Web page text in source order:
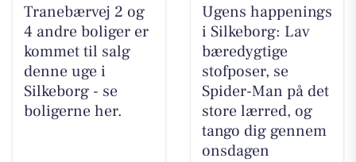
Tranebærvej 2 og
4 andre boliger er
kommet til salg
denne uge i
Silkeborg - se
boligerne her.
Ugens happenings
i Silkeborg: Lav
bæredygtige
stofposer, se
Spider-Man på det
store lærred, og
tango dig gennem
onsdagen